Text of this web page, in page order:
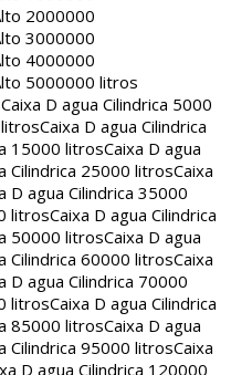
2000000
3000000
4000000
5000000 litros
Caixa D agua Cilindrica 5000
Caixa D agua Cilindrica
15000 litrosCaixa D agua
Cilindrica 25000 litrosCaixa
D agua Cilindrica 35000
litrosCaixa D agua Cilindrica
50000 litrosCaixa D agua
Cilindrica 60000 litrosCaixa
D agua Cilindrica 70000
litrosCaixa D agua Cilindrica
85000 litrosCaixa D agua
Cilindrica 95000 litrosCaixa
D agua Cilindrica 120000